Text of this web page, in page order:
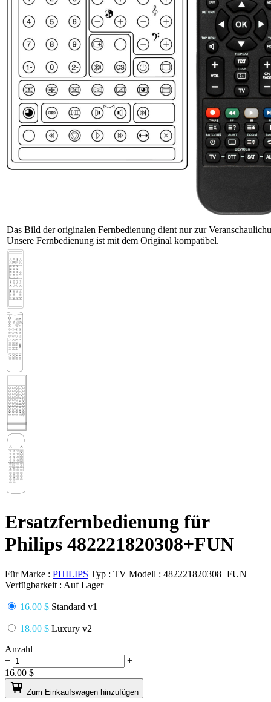
Das Bild der originalen Fernbedienung dient nur zur
Unsere Fernbedienung ist mit dem Original kompatibel.
Ersatzfernbedienung für
Philips 482221820308+FUN
Für Marke : PHILIPS Typ : TV Modell : 482221820308+FUN
Verfügbarkeit : Auf Lager
16.00 $ Standard v1
18.00 $ Luxury v2
Anzahl
−
+
16.00 $
Zum Einkaufswagen hinzufügen